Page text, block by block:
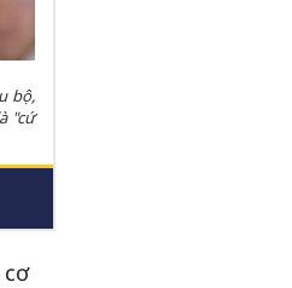
bộ,
"cứ